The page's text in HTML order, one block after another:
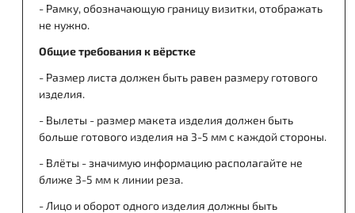
- Рамку, обозначающую границу визитки, отображать
не нужно.
Общие требования к вёрстке
- Размер листа должен быть равен размеру готового
изделия.
- Вылеты - размер макета изделия должен быть
больше готового изделия на 3-5 мм с каждой стороны.
- Влёты - значимую информацию располагайте не
ближе 3-5 мм к линии реза.
- Лицо и оборот одного изделия должны быть